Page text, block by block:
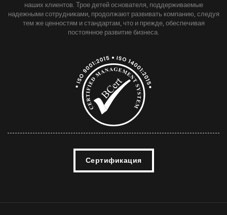
наших клиентов. Трое детей основателя, поддерживаемые
надежными сотрудниками, продолжают развивать компанию, следуя
тем же ценностям и стандартам, что и прежде, обеспечивая
постоянное развитие бизнеса.
Сертификация